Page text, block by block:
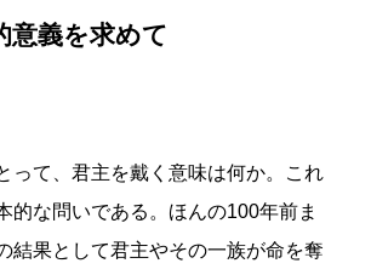
意義を求めて
って、君主を戴く意味は何か。これ
的な問いである。ほんの100年前ま
結果として君主やその一族が命を奪